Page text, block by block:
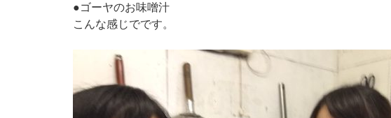
●ゴーヤのお味噌汁
こんな感じでです。